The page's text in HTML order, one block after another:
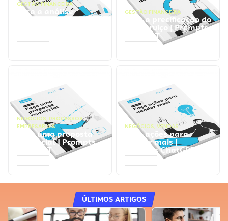
GESTÃO FINANCEIRA
Faça a análise
financeira e atinja o
GESTÃO FINANCEIRA
Faça a precificação do
seu serviço | Prompts
ChatGPT
NEGÓCIOS, PROCESSOS
EMPRESARIAIS
Faça uma proposta
comercial | Prompts
ChatGPT
NEGÓCIOS, VENDAS
Faça ações para
vender mais |
Prompts ChatGPT
ÚLTIMOS ARTIGOS